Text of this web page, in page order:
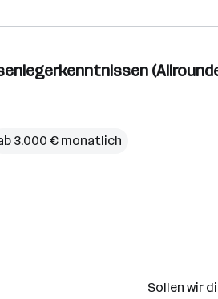
3.000 € monatlich
Sollen wir